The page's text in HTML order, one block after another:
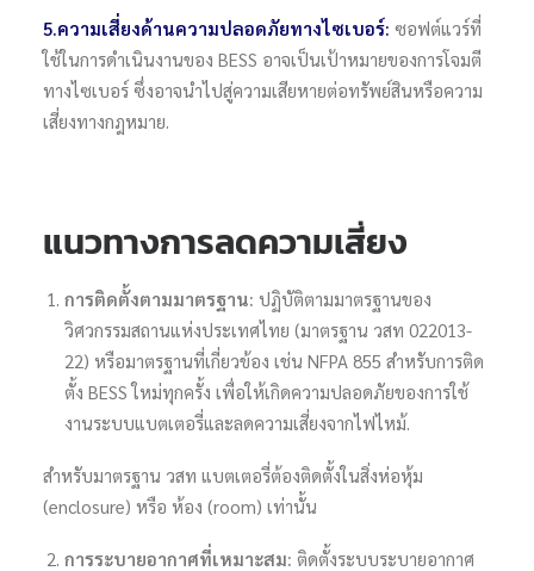
5.ความเสี่ยงด้านความปลอดภัยทางไซเบอร์: ซอฟต์แวร์ที่
ใช้ในการดำเนินงานของ BESS อาจเป็นเป้าหมายของการโจมตี
ทางไซเบอร์ ซึ่งอาจนำไปสู่ความเสียหายต่อทรัพย์สินหรือความ
เสี่ยงทางกฎหมาย.
แนวทางการลดความเสี่ยง
การติดตั้งตามมาตรฐาน: ปฏิบัติตามมาตรฐานของ
วิศวกรรมสถานแห่งประเทศไทย (มาตรฐาน วสท 022013-
22) หรือมาตรฐานที่เกี่ยวข้อง เช่น NFPA 855 สำหรับการติด
ตั้ง BESS ใหม่ทุกครั้ง เพื่อให้เกิดความปลอดภัยของการใช้
งานระบบแบตเตอรี่และลดความเสี่ยงจากไฟไหม้.
สำหรับมาตรฐาน วสท แบตเตอรี่ต้องติดตั้งในสิ่งห่อหุ้ม
(enclosure) หรือ ห้อง (room) เท่านั้น
การระบายอากาศที่เหมาะสม: ติดตั้งระบบระบายอากาศ